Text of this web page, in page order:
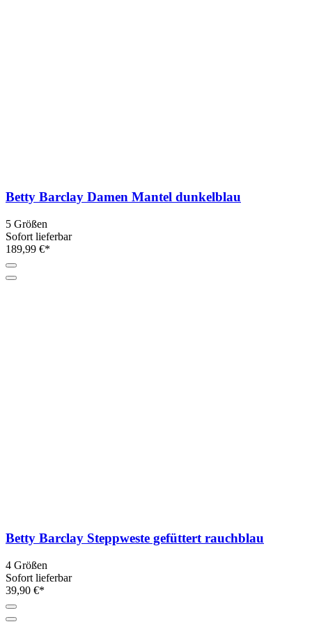
Betty Barclay Damen Mantel dunkelblau
5 Größen
Sofort lieferbar
189,99 €*
Betty Barclay Steppweste gefüttert rauchblau
4 Größen
Sofort lieferbar
39,90 €*